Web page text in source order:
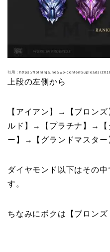
引用：https://lolninja.net/wp-content/uploads/
上段の左側から
【アイアン】→【ブロン
ルド】→【プラチナ】→【
ー】→【グランドマスター
ダイヤモンド以下はその
す。
ちなみにボクは【ブロンズ